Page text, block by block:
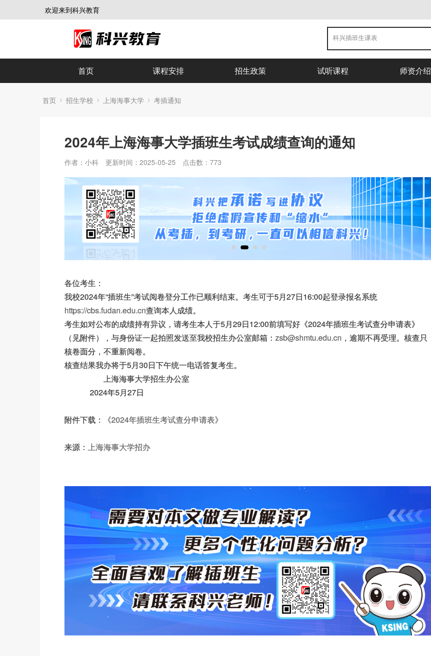
欢迎来到科兴教育
首页 课程安排 招生政策 试听课程 师资介绍
首页 招生学校 上海海事大学 考插通知
2024年上海海事大学插班生考试成绩查询的通知
作者：小科 更新时间：2025-05-25 点击数： 773
各位考生：
我校2024年“插班生”考试阅卷登分工作已顺利结束。考生可于5月27日16:00起登录报名系统
https://cbs.fudan.edu.cn查询本人成绩。
考生如对公布的成绩持有异议，请考生本人于5月29日12:00前填写好《2024年插班生考试查分申请表》
（见附件），与身份证一起拍照发送至我校招生办公室邮箱： zsb@shmtu.edu.cn ，逾期不再受理。核查只
核卷面分，不重新阅卷。
核查结果我办将于5月30日下午统一电话答复考生。
上海海事大学招生办公室
2024年5月27日
附件下载： 《2024年插班生考试查分申请表》
来源： 上海海事大学招办